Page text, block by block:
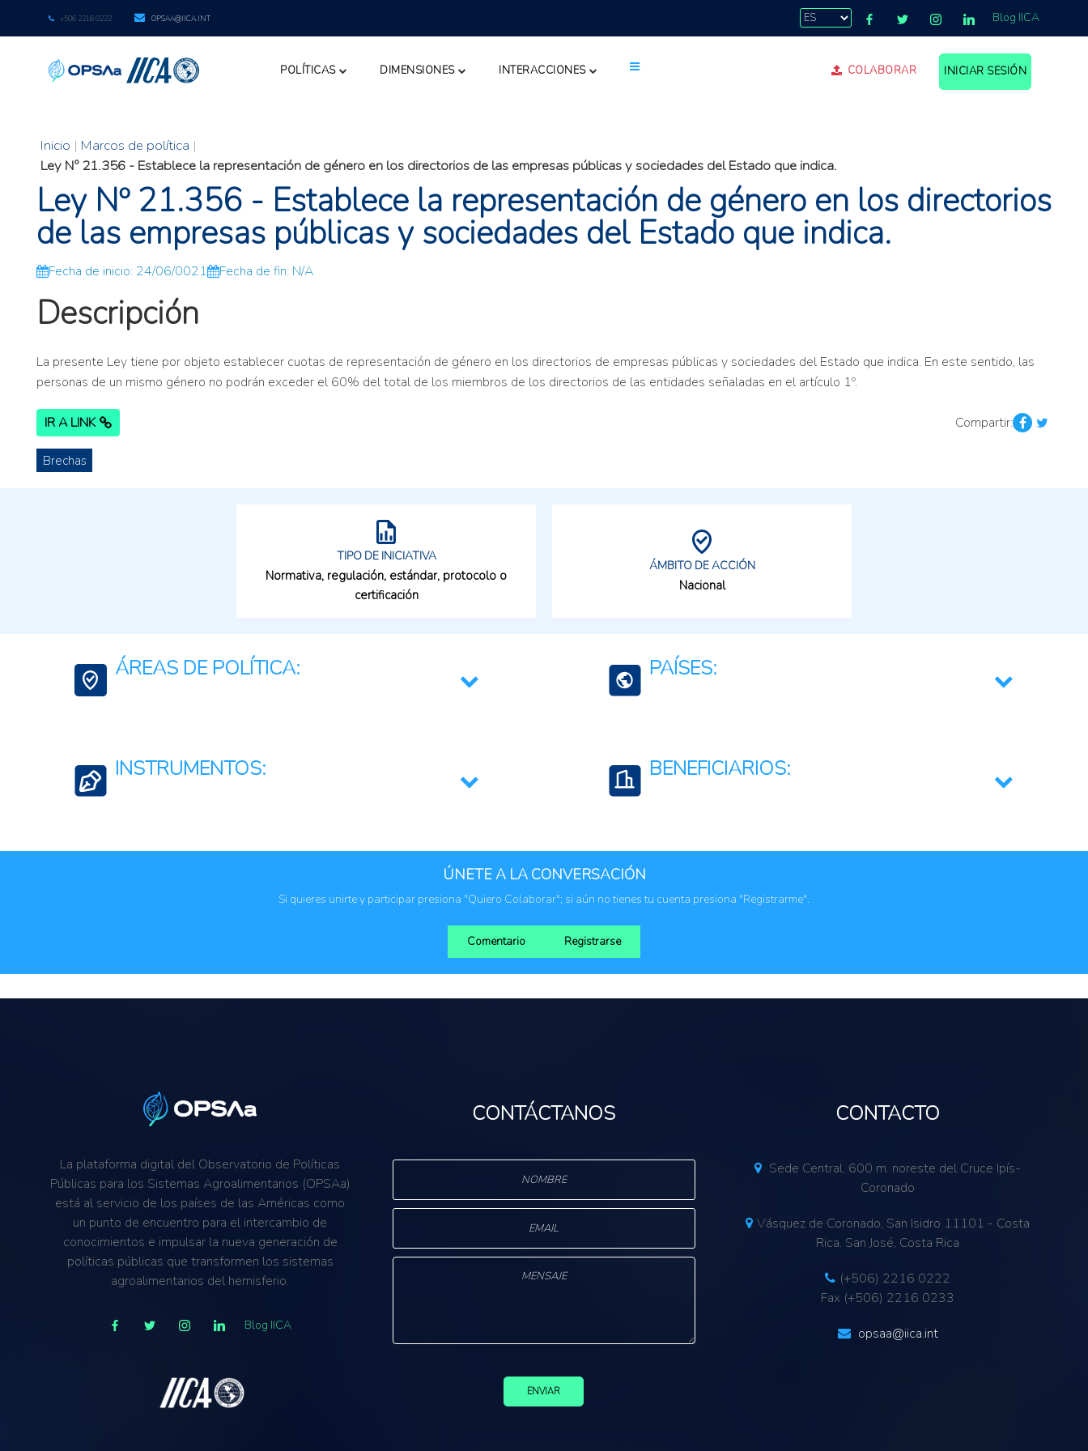
+506 2216 0222 OPSAA@IICA.INT Blog IICA
POLÍTICAS DIMENSIONES INTERACCIONES COLABORAR INICIAR SESIÓN
Inicio | Marcos de política |
Ley Nº 21.356 - Establece la representación de género en los directorios de las empresas públicas y sociedades del Estado que indica.
Ley Nº 21.356 - Establece la representación de género en los directorios
de las empresas públicas y sociedades del Estado que indica.
Fecha de inicio: 24/06/0021 Fecha de fin: N/A
Descripción
La presente Ley tiene por objeto establecer cuotas de representación de género en los directorios de empresas públicas y sociedades del Estado que indica. En este sentido, las
personas de un mismo género no podrán exceder el 60% del total de los miembros de los directorios de las entidades señaladas en el artículo 1º.
IR A LINK Compartir:
Brechas
TIPO DE INICIATIVA
Normativa, regulación, estándar, protocolo o
certificación
ÁMBITO DE ACCIÓN
Nacional
ÁREAS DE POLÍTICA: PAÍSES:
INSTRUMENTOS: BENEFICIARIOS:
ÚNETE A LA CONVERSACIÓN
Si quieres unirte y participar presiona "Quiero Colaborar"; si aún no tienes tu cuenta presiona "Registrarme".
Comentario Registrarse
La plataforma digital del Observatorio de Políticas
Públicas para los Sistemas Agroalimentarios (OPSAa)
está al servicio de los países de las Américas como
un punto de encuentro para el intercambio de
conocimientos e impulsar la nueva generación de
políticas públicas que transformen los sistemas
agroalimentarios del hemisferio.
Blog IICA
CONTÁCTANOS
ENVIAR
CONTACTO
Sede Central. 600 m. noreste del Cruce Ipís-
Coronado
Vásquez de Coronado, San Isidro 11101 - Costa
Rica. San José, Costa Rica
(+506) 2216 0222
Fax (+506) 2216 0233
opsaa@iica.int